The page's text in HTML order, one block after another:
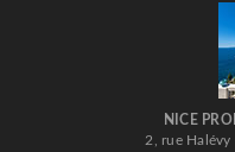
NICE
2, rue